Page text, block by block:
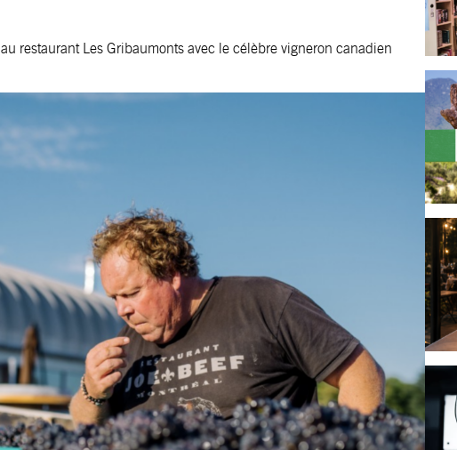
au restaurant Les Gribaumonts avec le célèbre vigneron canadien